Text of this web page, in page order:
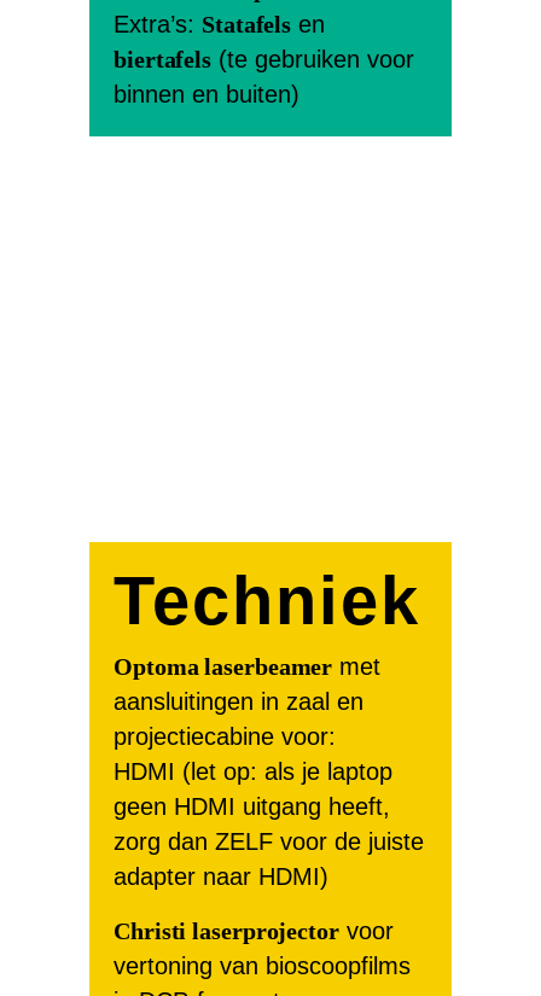
Extra’s: Statafels en
biertafels (te gebruiken voor
binnen en buiten)
Techniek
Optoma laserbeamer met
aansluitingen in zaal en
projectiecabine voor:
HDMI (let op: als je laptop
geen HDMI uitgang heeft,
zorg dan ZELF voor de juiste
adapter naar HDMI)
Christi laserprojectorvoor
vertoning van bioscoopfilms